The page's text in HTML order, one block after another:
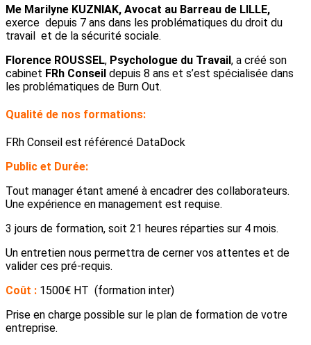
Me Marilyne KUZNIAK, Avocat au Barreau de LILLE,
exerce depuis 7 ans dans les problématiques du droit du
travail et de la sécurité sociale.
Florence ROUSSEL, Psychologue du Travail, a créé son
cabinet FRh Conseil depuis 8 ans et s’est spécialisée dans
les problématiques de Burn Out.
Qualité de nos formations:
FRh Conseil est référencé DataDock
Public et Durée:
Tout manager étant amené à encadrer des collaborateurs.
Une expérience en management est requise.
3 jours de formation, soit 21 heures réparties sur 4 mois.
Un entretien nous permettra de cerner vos attentes et de
valider ces pré-requis.
Coût : 1500€ HT (formation inter)
Prise en charge possible sur le plan de formation de votre
entreprise.